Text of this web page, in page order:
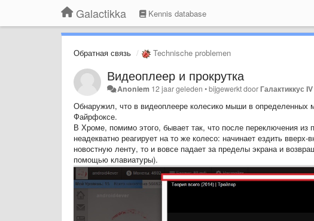
Galactikka Kennis database
Обратная связь Technische problemen
Видеоплеер и прокрутка
Anoniem 12 jaar geleden •bijgewerkt doorГалактиккус
Обнаружил, что в видеоплеере колесико мыши в определенных
Файрфоксе.
В Хроме, помимо этого, бывает так, что после переключения из
неадекватно реагирует на то же колесо: начинает ездить
новостную ленту, то и вовсе падает за пределы экрана и
помощью клавиатуры).